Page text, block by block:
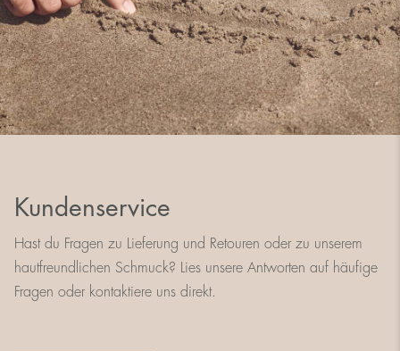
Kundenservice
Hast du Fragen zu Lieferung und Retouren oder zu unserem
hautfreundlichen Schmuck? Lies unsere Antworten auf häufige
Fragen oder kontaktiere uns direkt.